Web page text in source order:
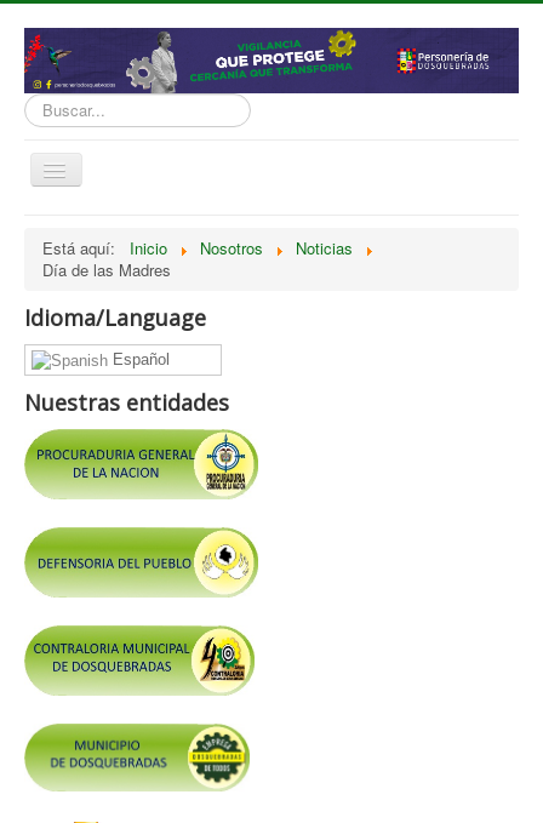
Buscar...
Cambiar
Normatividad
Nosotros
Presupuesto
Politicas, Planes, Proyectos
Tramites y Servicios
Contratación
Control y Rendición de Cuentas
Grupos De Interés
Gestión Seguridad y Salud en el Trabajo
Mesa de Victimas
Correo
Conciliación y Daño Antijurídico
Está aquí: Inicio Nosotros
Noticias
Día de las Madres
Idioma/Language
Español
Nuestras entidades